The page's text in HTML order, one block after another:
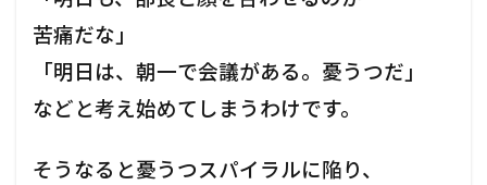
苦痛だな」
「明日は、朝一で会議がある。憂うつだ」
などと考え始めてしまうわけです。
そうなると憂うつスパイラルに陥り、